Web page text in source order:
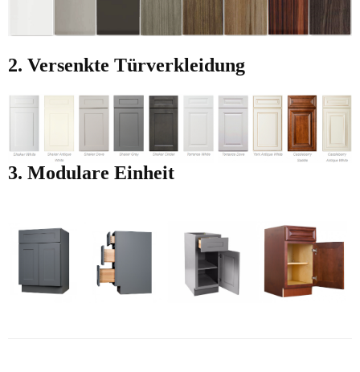
2. Versenkte Türverkleidung
3. Modulare Einheit